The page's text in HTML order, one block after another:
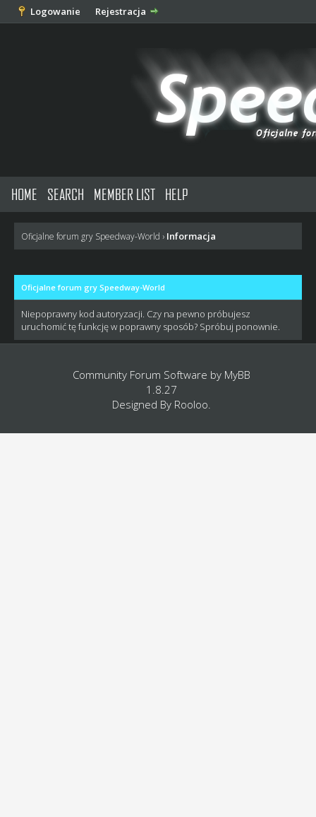
Logowanie Rejestracja
HOME SEARCH MEMBER LIST HELP
Oficjalne forum gry Speedway-World › Informacja
Oficjalne forum gry Speedway-World
Niepoprawny kod autoryzacji. Czy na pewno próbujesz
uruchomić tę funkcję w poprawny sposób? Spróbuj ponownie.
Community Forum Software by MyBB
1.8.27
Designed By Rooloo.